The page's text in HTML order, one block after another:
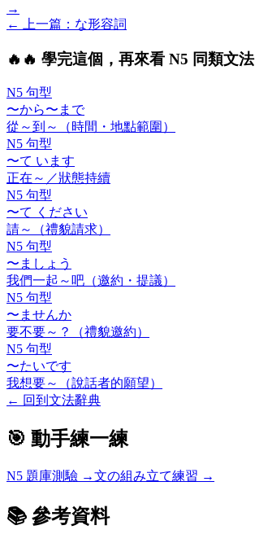
→
← 上一篇 ： な形容詞
🔥 🔥 學完這個，再來看 N5 同類文法
N5 句型
〜から〜まで
從～到～（時間・地點範圍）
N5 句型
〜て います
正在～／狀態持續
N5 句型
〜て ください
請～（禮貌請求）
N5 句型
〜ましょう
我們一起～吧（邀約・提議）
N5 句型
〜ませんか
要不要～？（禮貌邀約）
N5 句型
〜たいです
我想要～（說話者的願望）
← 回到文法辭典
🎯 動手練一練
N5 題庫測驗 →文の組み立て練習 →
📚 參考資料